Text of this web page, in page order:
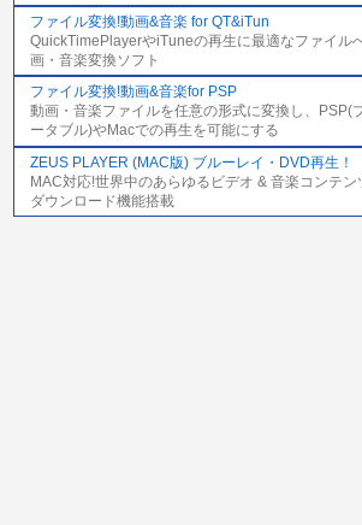
ファイル変換!動画&音楽 for QT&iTun
QuickTimePlayerやiTuneの再生に最適なファイル
画・音楽変換ソフト
ファイル変換!動画&音楽for PSP
動画・音楽ファイルを任意の形式に変換し、PSP(
ータブル)やMacでの再生を可能にする
ZEUS PLAYER (MAC版) ブルーレイ・DVD再生！
MAC対応!世界中のあらゆるビデオ & 音楽コンテ
ダウンロード機能搭載